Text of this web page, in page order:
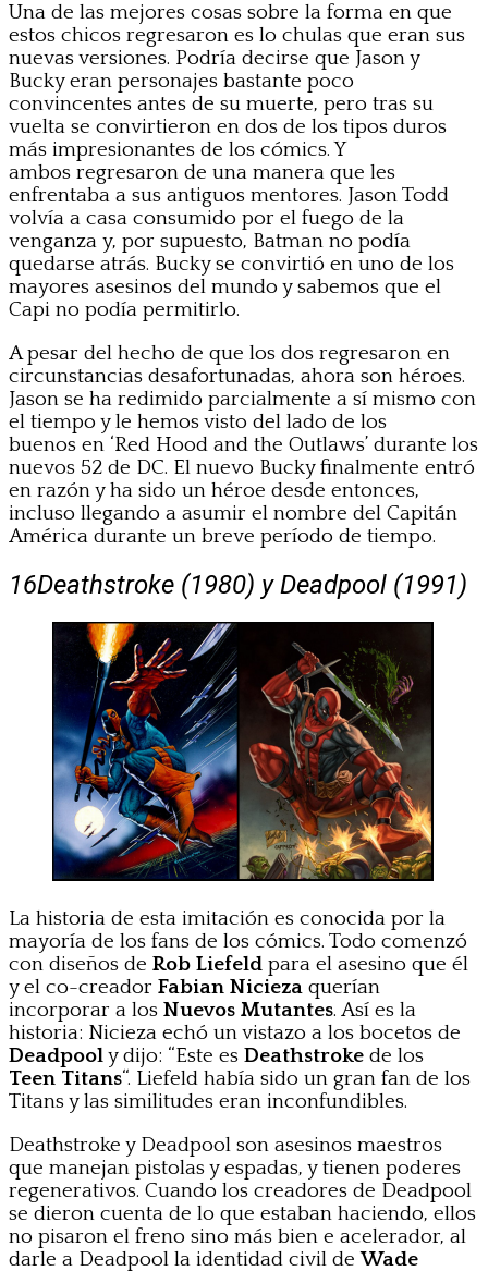
Una de las mejores cosas sobre la forma en que
estos chicos regresaron es lo chulas que eran sus
nuevas versiones. Podría decirse que Jason y
Bucky eran personajes bastante poco
convincentes antes de su muerte, pero tras su
vuelta se convirtieron en dos de los tipos duros
más impresionantes de los cómics. Y
ambos regresaron de una manera que les
enfrentaba a sus antiguos mentores. Jason Todd
volvía a casa consumido por el fuego de la
venganza y, por supuesto, Batman no podía
quedarse atrás. Bucky se convirtió en uno de los
mayores asesinos del mundo y sabemos que el
Capi no podía permitirlo.
A pesar del hecho de que los dos regresaron en
circunstancias desafortunadas, ahora son héroes.
Jason se ha redimido parcialmente a sí mismo con
el tiempo y le hemos visto del lado de los
buenos en ‘Red Hood and the Outlaws’ durante los
nuevos 52 de DC. El nuevo Bucky finalmente entró
en razón y ha sido un héroe desde entonces,
incluso llegando a asumir el nombre del Capitán
América durante un breve período de tiempo.
16Deathstroke (1980) y Deadpool (1991)
La historia de esta imitación es conocida por la
mayoría de los fans de los cómics. Todo comenzó
con diseños de Rob Liefeld para el asesino que él
y el co-creador Fabian Nicieza querían
incorporar a los Nuevos Mutantes. Así es la
historia: Nicieza echó un vistazo a los bocetos de
Deadpooly dijo: “Este es Deathstroke de los
Teen Titans“. Liefeld había sido un gran fan de los
Titans y las similitudes eran inconfundibles.
Deathstroke y Deadpool son asesinos maestros
que manejan pistolas y espadas, y tienen poderes
regenerativos. Cuando los creadores de Deadpool
se dieron cuenta de lo que estaban haciendo, ellos
no pisaron el freno sino más bien e acelerador, al
darle a Deadpool la identidad civil deWade